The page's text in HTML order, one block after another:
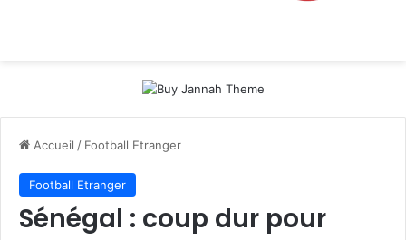
Accueil / Football Etranger
Football Etranger
Sénégal : coup dur pour